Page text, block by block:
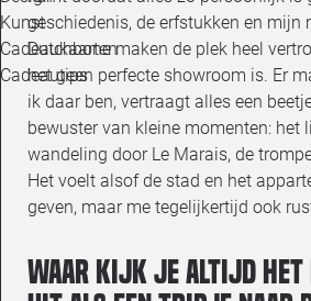
Kunst
Cadeaukaarten
Cadeautips
geschiedenis, de erfstukken en mijn
Dutchbone maken de plek heel
het geen perfecte showroom is. Er
ik daar ben, vertraagt alles een
bewuster van kleine momenten: het
wandeling door Le Marais, de
Het voelt alsof de stad en het
geven, maar me tegelijkertijd ook
Waar kijk je altijd het